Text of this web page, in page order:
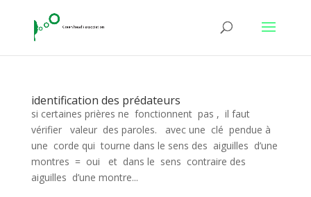
identification des prédateurs
si certaines prières ne fonctionnent pas , il faut
vérifier valeur des paroles. avec une clé pendue à
une corde qui tourne dans le sens des aiguilles d’une
montres = oui et dans le sens contraire des
aiguilles d’une montre...